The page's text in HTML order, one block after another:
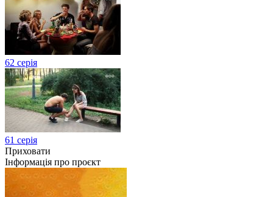
62 серія
61 серія
Приховати
Інформація про проєкт